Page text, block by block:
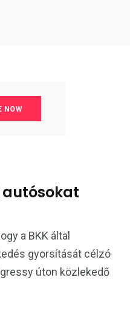
autósokat
a BKK által
gyorsítását célzó
úton közlekedő